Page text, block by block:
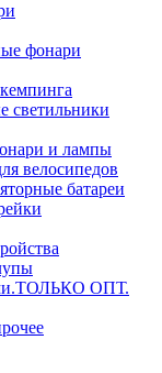
фонари
светильники
и лампы
велосипедов
батареи
ТОЛЬКО ОПТ.